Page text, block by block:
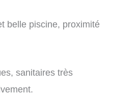
belle piscine, proximité
sanitaires très